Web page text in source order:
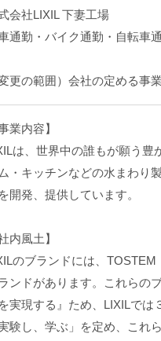
会社LIXIL 下妻工場
通勤・バイク通勤・自転車
更の範囲）会社の定める事
業内容】
は、世界中の誰もが願う豊
・キッチンなどの水まわり
開発、提供しています。
内風土】
のブランドには、
ンドがあります。これらの
実現する』ため、LIXILでは
験し、学ぶ」を定め、これ